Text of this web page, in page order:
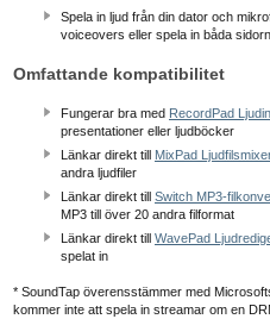
Spela in ljud från din dator och
voiceovers eller spela in båda
Omfattande kompatibilitet
Fungerar bra med RecordPad
presentationer eller ljudböcker
Länkar direkt till MixPad
andra ljudfiler
Länkar direkt till Switch MP3-
MP3 till över 20 andra filformat
Länkar direkt till WavePad
spelat in
* SoundTap överensstämmer med
kommer inte att spela in streamar om en